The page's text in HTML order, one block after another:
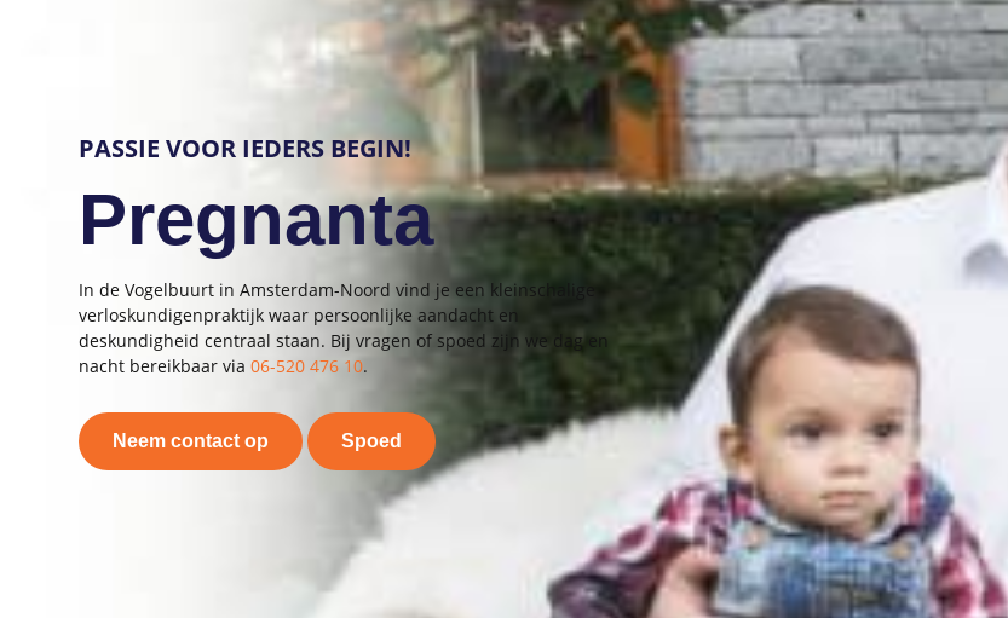
PASSIE VOOR IEDERS BEGIN!
Pregnanta
In de Vogelbuurt in Amsterdam-Noord vind je een kleinschalige
verloskundigenpraktijk waar persoonlijke aandacht en
deskundigheid centraal staan. Bij vragen of spoed zijn we dag en
nacht bereikbaar via 06-520 476 10.
Neem contact op Spoed